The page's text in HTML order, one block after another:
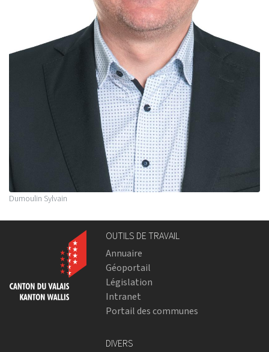
Dumoulin Sylvain
OUTILS DE TRAVAIL
Annuaire
Géoportail
Législation
Intranet
Portail des communes
DIVERS